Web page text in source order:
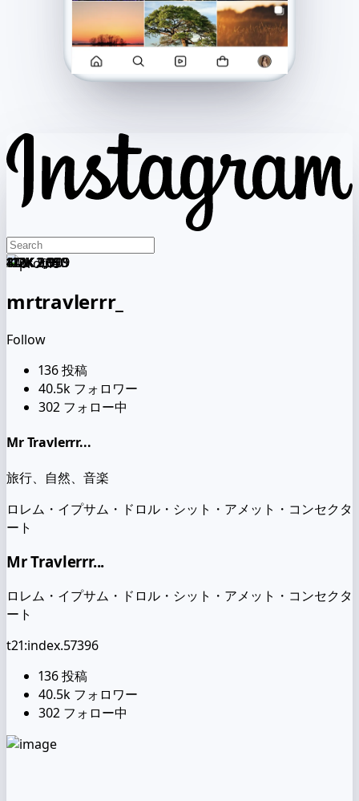
mrtravlerrr_
Follow
136投稿
40.5k フォロワー
302 フォロー中
Mr Travlerrr...
旅行、自然、音楽
ロレム・イプサム・ドロル・シット・アメット・コンセクタ
ート
Mr Travlerrr...
ロレム・イプサム・ドロル・シット・アメット・コンセクタ
ート
t21:index.57396
136投稿
40.5k フォロワー
302 フォロー中
412K2,909
412K1,993
112K2,090
841K909
120K3,909
112K2,090